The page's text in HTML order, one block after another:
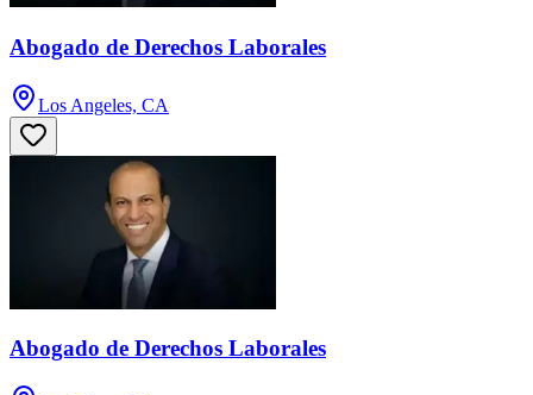
Abogado de Derechos Laborales
Los Angeles, CA
Abogado de Derechos Laborales